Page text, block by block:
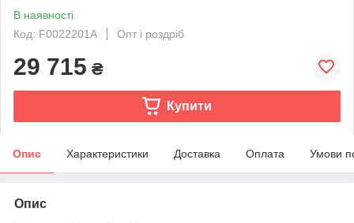
В наявності
Код: F0022201A
Опт і роздріб
29 715 ₴
Купити
Опис Характеристики Доставка Оплата Умови
Опис